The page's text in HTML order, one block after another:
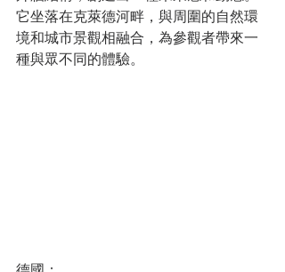
它坐落在克萊德河畔，與周圍的自然環
境和城市景觀相融合，為參觀者帶來一
種與眾不同的體驗。